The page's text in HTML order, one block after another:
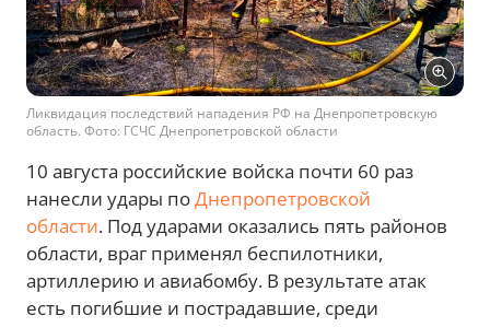
Ликвидация последствий нападения РФ на Днепропетровскую
область. Фото: ГСЧС Днепропетровской области
10 августа российские войска почти 60 раз
нанесли удары поДнепропетровской
области. Под ударами оказались пять районов
области, враг применял беспилотники,
артиллерию и авиабомбу. В результате атак
есть погибшие и пострадавшие, среди